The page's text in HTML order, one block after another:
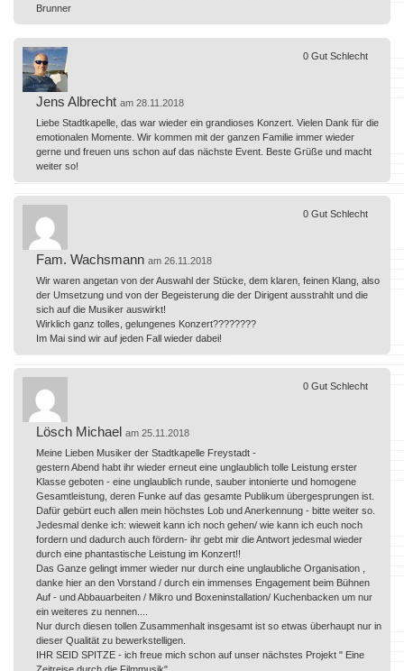
Brunner
Jens Albrecht am 28.11.2018
Liebe Stadtkapelle, das war wieder ein grandioses Konzert. Vielen Dank für die
emotionalen Momente. Wir kommen mit der ganzen Familie immer wieder
gerne und freuen uns schon auf das nächste Event. Beste Grüße und macht
weiter so!
0 Gut Schlecht
Fam. Wachsmann am 26.11.2018
Wir waren angetan von der Auswahl der Stücke, dem klaren, feinen Klang, also
der Umsetzung und von der Begeisterung die der Dirigent ausstrahlt und die
sich auf die Musiker auswirkt!
Wirklich ganz tolles, gelungenes Konzert????????
Im Mai sind wir auf jeden Fall wieder dabei!
0 Gut Schlecht
Lösch Michael am 25.11.2018
Meine Lieben Musiker der Stadtkapelle Freystadt -
gestern Abend habt ihr wieder erneut eine unglaublich tolle Leistung erster
Klasse geboten - eine unglaublich runde, sauber intonierte und homogene
Gesamtleistung, deren Funke auf das gesamte Publikum übergesprungen ist.
Dafür gebürt euch allen mein höchstes Lob und Anerkennung - bitte weiter so.
Jedesmal denke ich: wieweit kann ich noch gehen/ wie kann ich euch noch
fordern und dadurch auch fördern- ihr gebt mir die Antwort jedesmal wieder
durch eine phantastische Leistung im Konzert!!
Das Ganze gelingt immer wieder nur durch eine unglaubliche Organisation ,
danke hier an den Vorstand / durch ein immenses Engagement beim Bühnen
Auf - und Abbauarbeiten / Mikro und Boxeninstallation/ Kuchenbacken um nur
ein weiteres zu nennen....
Nur durch diesen tollen Zusammenhalt insgesamt ist so etwas überhaupt nur in
dieser Qualität zu bewerkstelligen.
IHR SEID SPITZE - ich freue mich schon auf unser nächstes Projekt " Eine
0 Gut Schlecht